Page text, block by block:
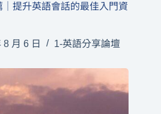
提升英語會話的最佳入門資
月 6 日 1-英語分享論壇